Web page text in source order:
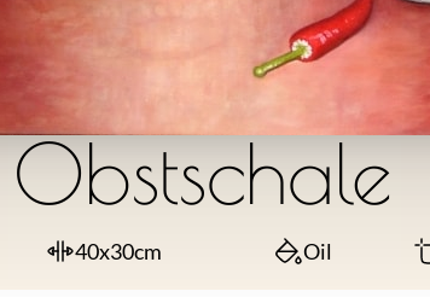
Obstschale
40x30cm Oil